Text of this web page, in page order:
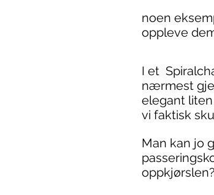
noen
oppleve
I et
nærmest
elegant
vi faktisk
Man kan jo
oppkjørslen?